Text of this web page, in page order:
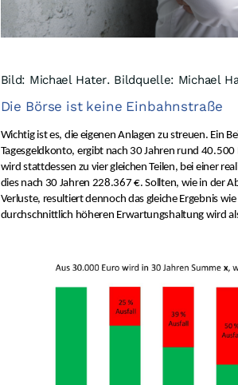
Bild: Michael Hater. Bildquelle: Michael
Die Börse ist keine Einbahnstraße
Wichtig ist es, die eigenen Anlagen zu streuen. Ein
Tagesgeldkonto, ergibt nach 30 Jahren rund 40.500
wird stattdessen zu vier gleichen Teilen, bei einer
dies nach 30 Jahren 228.367 €. Sollten, wie in der
Verluste, resultiert dennoch das gleiche Ergebnis
durchschnittlich höheren Erwartungshaltung wird